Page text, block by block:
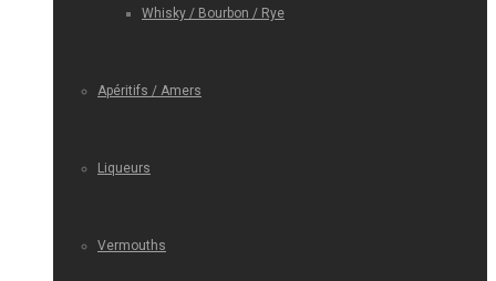
Whisky / Bourbon / Rye
Apéritifs / Amers
Liqueurs
Vermouths